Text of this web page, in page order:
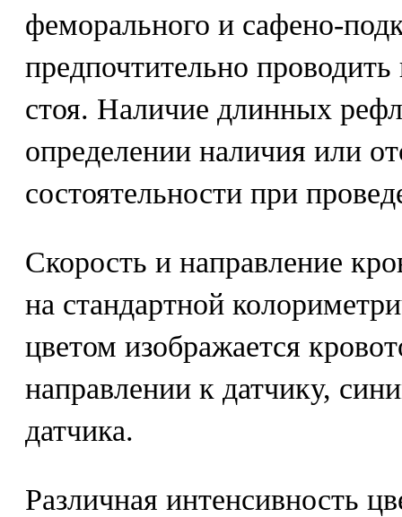
феморального и сафено-
предпочтительно
стоя. Наличие длинных
определении наличия или
состоятельности при
Скорость и направление
на стандартной
цветом изображается
направлении к датчику,
датчика.
Различная интенсивность